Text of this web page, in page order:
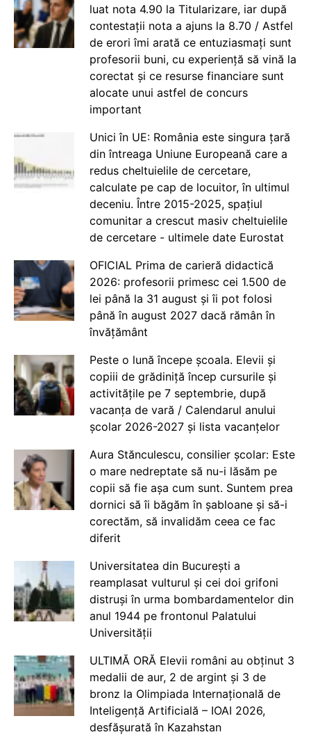
luat nota 4.90 la Titularizare, iar după
contestații nota a ajuns la 8.70 / Astfel
de erori îmi arată ce entuziasmați sunt
profesorii buni, cu experiență să vină la
corectat și ce resurse financiare sunt
alocate unui astfel de concurs
important
Unici în UE: România este singura țară
din întreaga Uniune Europeană care a
redus cheltuielile de cercetare,
calculate pe cap de locuitor, în ultimul
deceniu. Între 2015-2025, spațiul
comunitar a crescut masiv cheltuielile
de cercetare - ultimele date Eurostat
OFICIAL Prima de carieră didactică
2026: profesorii primesc cei 1.500 de
lei până la 31 august și îi pot folosi
până în august 2027 dacă rămân în
învățământ
Peste o lună începe școala. Elevii și
copiii de grădiniță încep cursurile și
activitățile pe 7 septembrie, după
vacanța de vară / Calendarul anului
școlar 2026-2027 și lista vacanțelor
Aura Stănculescu, consilier școlar: Este
o mare nedreptate să nu-i lăsăm pe
copii să fie așa cum sunt. Suntem prea
dornici să îi băgăm în șabloane și să-i
corectăm, să invalidăm ceea ce fac
diferit
Universitatea din București a
reamplasat vulturul și cei doi grifoni
distruși în urma bombardamentelor din
anul 1944 pe frontonul Palatului
Universității
ULTIMĂ ORĂ Elevii români au obținut 3
medalii de aur, 2 de argint și 3 de
bronz la Olimpiada Internațională de
Inteligență Artificială – IOAI 2026,
desfășurată în Kazahstan